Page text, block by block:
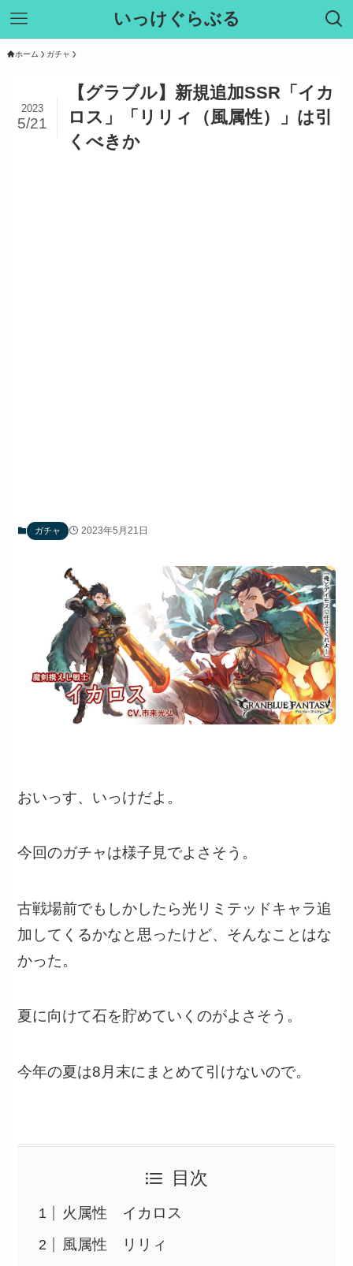
いっけぐらぶる
ホーム ガチャ
【グラブル】新規追加SSR「イカ
ロス」「リリィ（風属性）」は引
くべきか
2023
5/21
ガチャ 2023年5月21日
おいっす、いっけだよ。
今回のガチャは様子見でよさそう。
古戦場前でもしかしたら光リミテッドキャラ追
加してくるかなと思ったけど、そんなことはな
かった。
夏に向けて石を貯めていくのがよさそう。
今年の夏は8月末にまとめて引けないので。
目次
火属性 イカロス
風属性 リリィ